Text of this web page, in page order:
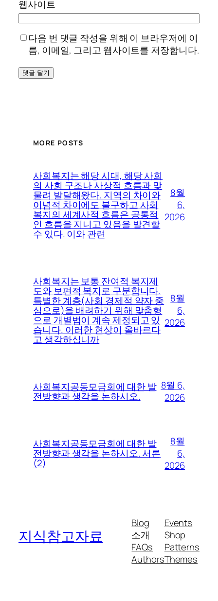
웹사이트
다음 번 댓글 작성을 위해 이 브라우저에 이
름, 이메일, 그리고 웹사이트를 저장합니다.
MORE POSTS
사회복지는 해당 시대, 해당 사회
의 사회 구조나 사상적 흐름과 맞
물려 발달해왔다. 지역의 차이와
이념적 차이에도 불구하고 사회
복지의 세계사적 흐름은 공통적
인 흐름을 지니고 있음을 발견할
수 있다. 이와 관련
8월
6,
2026
사회복지는 보통 잔여적 복지제
도와 보편적 복지로 구분합니다.
특별한 계층(사회 경제적 약자 중
심으로)을 배려하기 위해 맞춤형
으로 개별법이 계속 제정되고 있
습니다. 이러한 현상이 올바르다
고 생각하십니까
8월
6,
2026
사회복지공동모금회에 대한 발
전방향과 생각을 논하시오.
8월 6,
2026
사회복지공동모금회에 대한 발
전방향과 생각을 논하시오. 서론
(2)
8월
6,
2026
지식참고자료
Blog
소개
FAQs
Authors
Events
Shop
Patterns
Themes